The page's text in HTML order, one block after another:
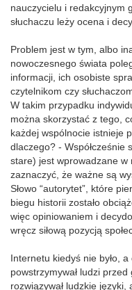
nauczycielu i redakcyjnym
słuchaczu leży ocena i
Problem jest w tym, albo
nowoczesnego świata
informacji, ich osobiste
czytelnikom czy
W takim przypadku
można skorzystać z tego,
każdej wspólnocie istnieje
dlaczego? - Współcześnie
stare) jest wprowadzane w
zaznaczyć, że ważne są
Słowo “autorytet”, które
biegu historii zostało
więc opiniowaniem i
wręcz siłową pozycją
Internetu kiedyś nie było,
powstrzymywał ludzi
rozwiązywał ludzkie